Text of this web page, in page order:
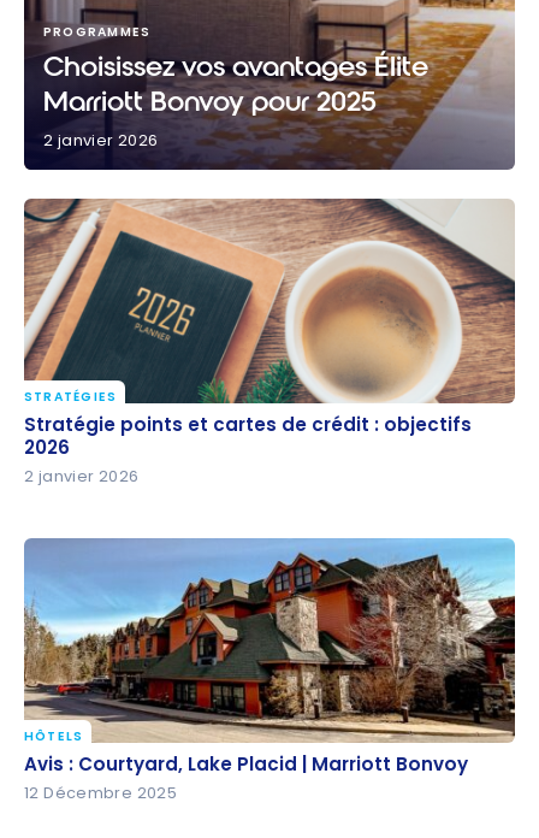
2025
PROGRAMMES
Choisissez vos avantages Élite
Marriott Bonvoy pour 2025
2 janvier 2026
Stratégie points et cartes de crédit : objectifs 2026
STRATÉGIES
Stratégie points et cartes de crédit : objectifs
2026
2 janvier 2026
Avis : Courtyard, Lake Placid | Marriott Bonvoy
HÔTELS
Avis : Courtyard, Lake Placid | Marriott Bonvoy
12 Décembre 2025